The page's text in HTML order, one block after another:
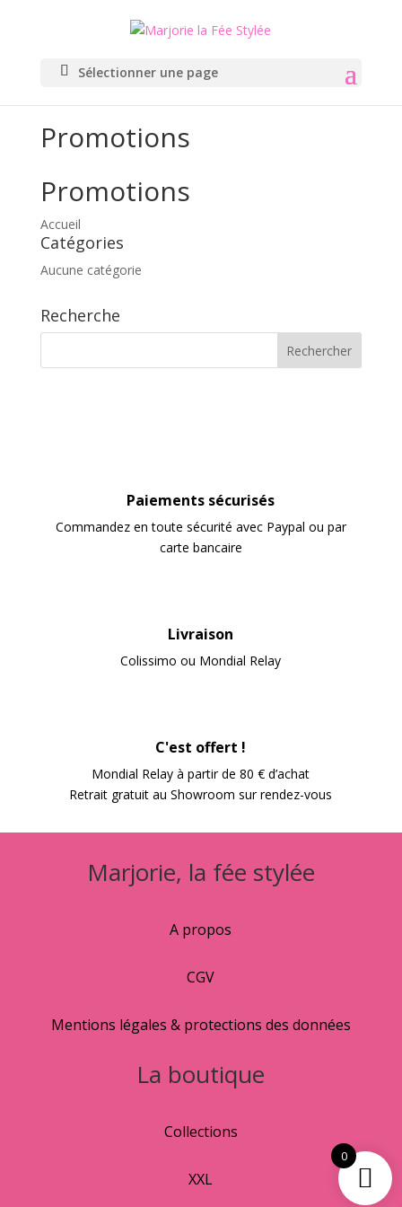
Sélectionner une page
Promotions
Promotions
Accueil
Catégories
Aucune catégorie
Recherche
Paiements sécurisés
Commandez en toute sécurité avec Paypal ou par
carte bancaire
Livraison
Colissimo ou Mondial Relay
C'est offert !
Mondial Relay à partir de 80 € d’achat
Retrait gratuit au Showroom sur rendez-vous
Marjorie, la fée stylée
A propos
CGV
Mentions légales & protections des données
La boutique
Collections
XXL
0